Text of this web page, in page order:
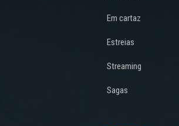
Em cartaz
Estreias
Streaming
Sagas